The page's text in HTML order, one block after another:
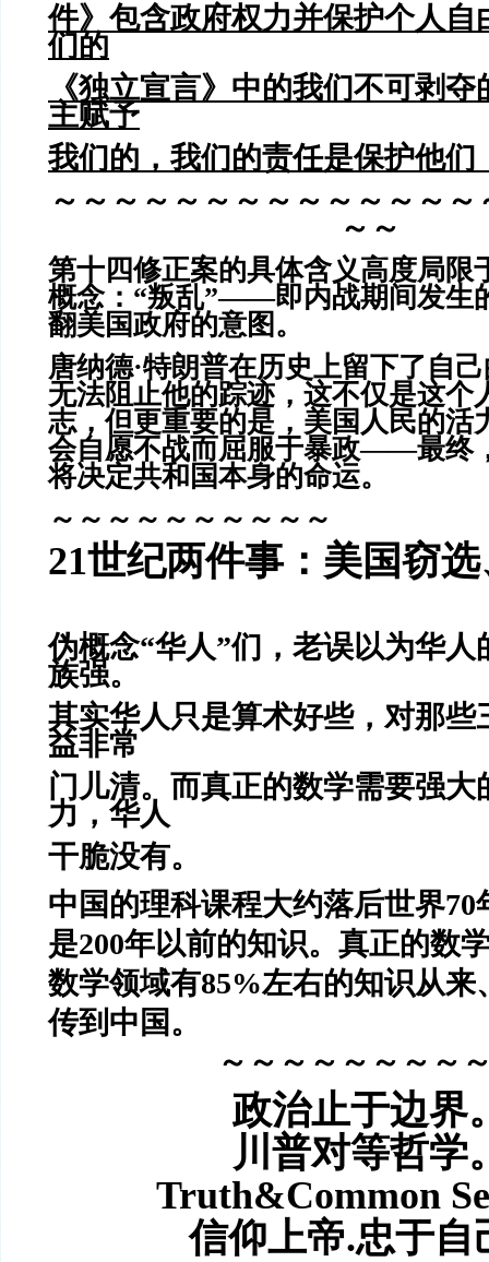
件》包含政府权力并保护个人自
们的
《独立宣言》中的我们不可剥
主赋予
我们的，我们的责任是保护他们
～～～～～～～～～～～～～
～～
第十四修正案的具体含义高度局限
概念：“叛乱”——即内战期间发生
翻美国政府的意图。
唐纳德·特朗普在历史上留下了自
无法阻止他的踪迹，这不仅是这个
志，但更重要的是，美国人民的活
会自愿不战而屈服于暴政——最终
将决定共和国本身的命运。
～～～～～～～～～～
21世纪两件事：美国窃
伪概念“华人”们，老误以为华人
族强。
其实华人只是算术好些，对那些
益非常
门儿清。而真正的数学需要强大
力，华人
干脆没有。
中国的理科课程大约落后世界70
是200年以前的知识。 真正的数
数学领域有85%左右的知识从来
传到中国。
～～～～～～～～
政治止于边界
川普对等哲学
Truth&Common
信仰上帝.忠于自